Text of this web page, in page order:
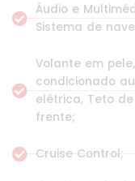
Áudio e
Sistema de
Volante em
condicionado
elétrica, Teto
frente;
Cruise Control;